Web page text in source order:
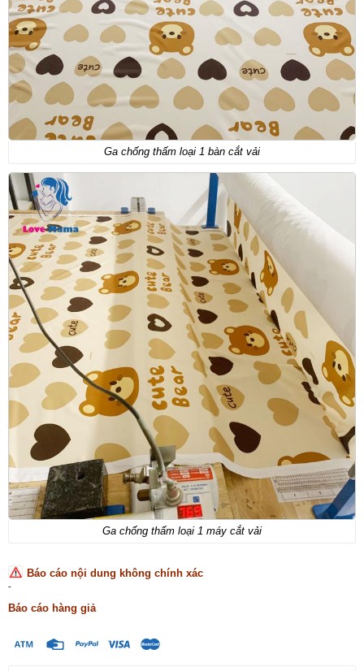
Ga chống thấm loại 1 bàn cắt vải
Ga chống thấm loại 1 máy cắt vải
Báo cáo nội dung không chính xác
-
Báo cáo hàng giả